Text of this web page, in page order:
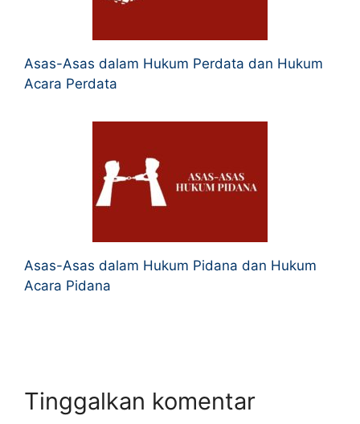
Asas-Asas dalam Hukum Perdata dan Hukum
Acara Perdata
Asas-Asas dalam Hukum Pidana dan Hukum
Acara Pidana
Tinggalkan komentar